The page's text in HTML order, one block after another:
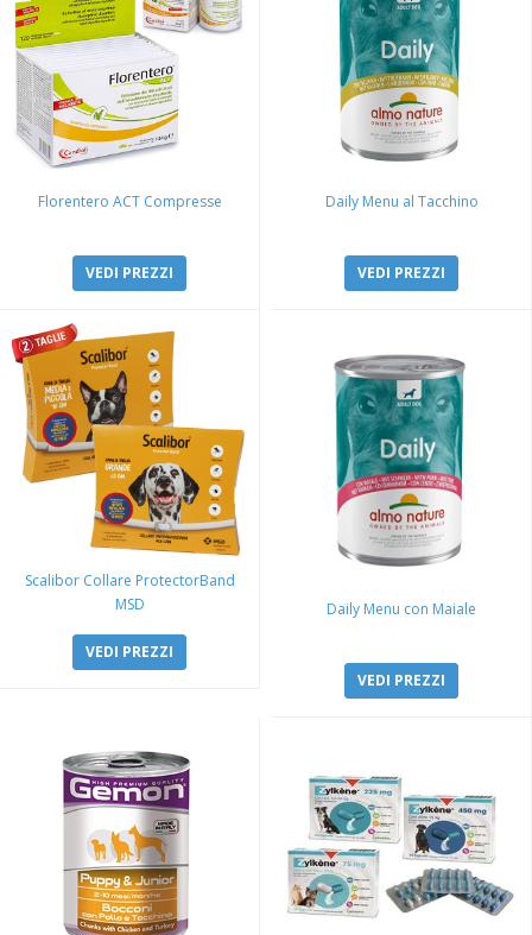
Florentero ACT Compresse
VEDI PREZZI
Daily Menu al Tacchino
VEDI PREZZI
Scalibor Collare ProtectorBand
MSD
VEDI PREZZI
Daily Menu con Maiale
VEDI PREZZI